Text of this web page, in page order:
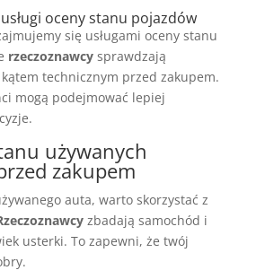
oceny stanu pojazdów
się usługami oceny stanu
rzeczoznawcysprawdzają
technicznym przed zakupem.
mogą podejmować lepiej
używanych
zakupem
auta, warto skorzystać z
zbadają samochód i
usterki. To zapewni, że twój